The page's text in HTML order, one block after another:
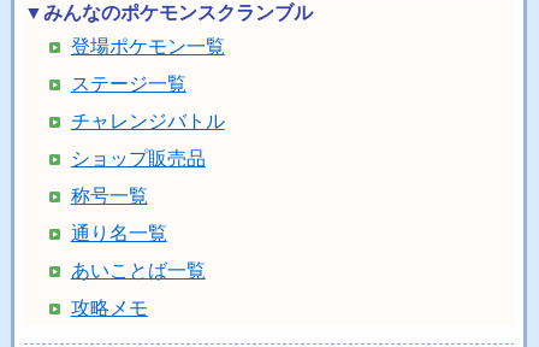
▼みんなのポケモンスクランブル
登場ポケモン一覧
ステージ一覧
チャレンジバトル
ショップ販売品
称号一覧
通り名一覧
あいことば一覧
攻略メモ